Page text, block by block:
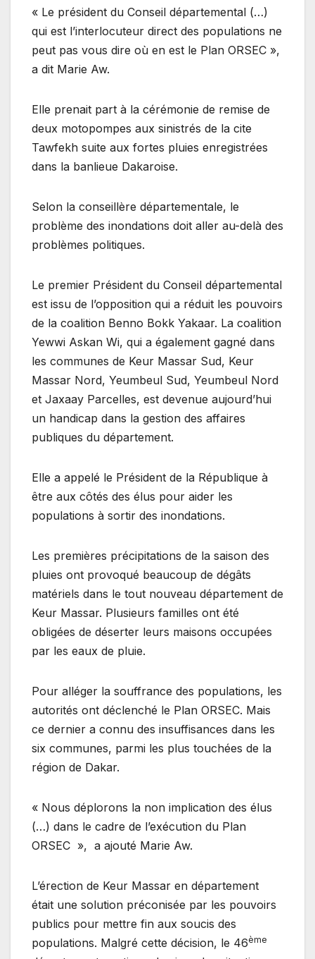
« Le président du Conseil départemental (…)
qui est l’interlocuteur direct des populations ne
peut pas vous dire où en est le Plan ORSEC »,
a dit Marie Aw.
Elle prenait part à la cérémonie de remise de
deux motopompes aux sinistrés de la cite
Tawfekh suite aux fortes pluies enregistrées
dans la banlieue Dakaroise.
Selon la conseillère départementale, le
problème des inondations doit aller au-delà des
problèmes politiques.
Le premier Président du Conseil départemental
est issu de l’opposition qui a réduit les pouvoirs
de la coalition Benno Bokk Yakaar. La coalition
Yewwi Askan Wi, qui a également gagné dans
les communes de Keur Massar Sud, Keur
Massar Nord, Yeumbeul Sud, Yeumbeul Nord
et Jaxaay Parcelles, est devenue aujourd’hui
un handicap dans la gestion des affaires
publiques du département.
Elle a appelé le Président de la République à
être aux côtés des élus pour aider les
populations à sortir des inondations.
Les premières précipitations de la saison des
pluies ont provoqué beaucoup de dégâts
matériels dans le tout nouveau département de
Keur Massar. Plusieurs familles ont été
obligées de déserter leurs maisons occupées
par les eaux de pluie.
Pour alléger la souffrance des populations, les
autorités ont déclenché le Plan ORSEC. Mais
ce dernier a connu des insuffisances dans les
six communes, parmi les plus touchées de la
région de Dakar.
« Nous déplorons la non implication des élus
(…) dans le cadre de l’exécution du Plan
ORSEC », a ajouté Marie Aw.
L’érection de Keur Massar en département
était une solution préconisée par les pouvoirs
publics pour mettre fin aux soucis des
populations. Malgré cette décision, le 46ème